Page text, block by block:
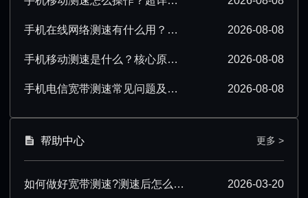
手机在线网络测速有什么用？一文读懂实际价值 2026-08-08
手机移动测速是什么？核心原理及实用场景详解 2026-08-08
手机电信宽带测速常见问题及实用解决方法 2026-08-08
帮助中心 更多 >
如何做好宽带测速?测速后怎么优化? 2026-03-20